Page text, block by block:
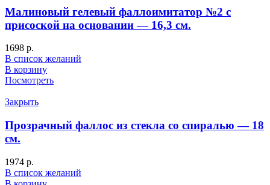
Малиновый гелевый фаллоимитатор №2 с
присоской на основании — 16,3 см.
1698 р.
В список желаний
В корзину
Посмотреть
Закрыть
Прозрачный фаллос из стекла со спиралью — 18
см.
1974 р.
В список желаний